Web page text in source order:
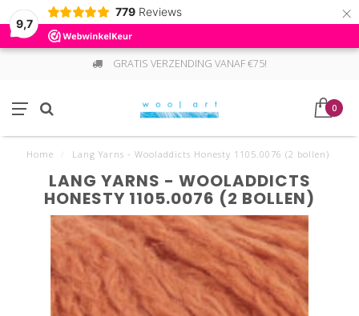
9,7
779 Reviews ×
GRATIS VERZENDING VANAF €75!
0
Home Lang Yarns - Wooladdicts Honesty 1105.0076 (2 bollen)
LANG YARNS - WOOLADDICTS
HONESTY 1105.0076 (2 BOLLEN)